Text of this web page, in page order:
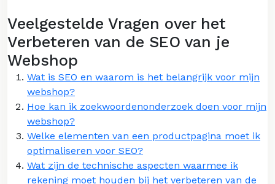
Veelgestelde Vragen over het
Verbeteren van de SEO van je
Webshop
Wat is SEO en waarom is het belangrijk voor mijn
webshop?
Hoe kan ik zoekwoordenonderzoek doen voor mijn
webshop?
Welke elementen van een productpagina moet ik
optimaliseren voor SEO?
Wat zijn de technische aspecten waarmee ik
rekening moet houden bij het verbeteren van de